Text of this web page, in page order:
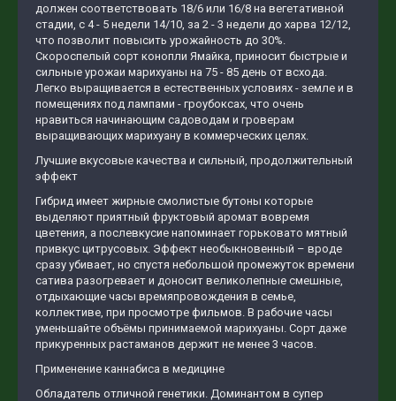
должен соответствовать 18/6 или 16/8 на вегетативной
стадии, с 4 - 5 недели 14/10, за 2 - 3 недели до харва 12/12,
что позволит повысить урожайность до 30%.
Скороспелый сорт конопли Ямайка, приносит быстрые и
сильные урожаи марихуаны на 75 - 85 день от всхода.
Легко выращивается в естественных условиях - земле и в
помещениях под лампами - гроубоксах, что очень
нравиться начинающим садоводам и гроверам
выращивающих марихуану в коммерческих целях.
Лучшие вкусовые качества и сильный, продолжительный
эффект
Гибрид имеет жирные смолистые бутоны которые
выделяют приятный фруктовый аромат вовремя
цветения, а послевкусие напоминает горьковато мятный
привкус цитрусовых. Эффект необыкновенный – вроде
сразу убивает, но спустя небольшой промежуток времени
сатива разогревает и доносит великолепные смешные,
отдыхающие часы времяпровождения в семье,
коллективе, при просмотре фильмов. В рабочие часы
уменьшайте объёмы принимаемой марихуаны. Сорт даже
прикуренных растаманов держит не менее 3 часов.
Применение каннабиса в медицине
Обладатель отличной генетики. Доминантом в супер